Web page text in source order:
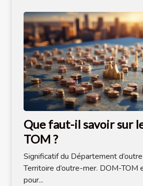
Que faut-il savoir sur
TOM ?
Significatif du Département
Territoire d’outre-mer. DOM-TOM
pour...